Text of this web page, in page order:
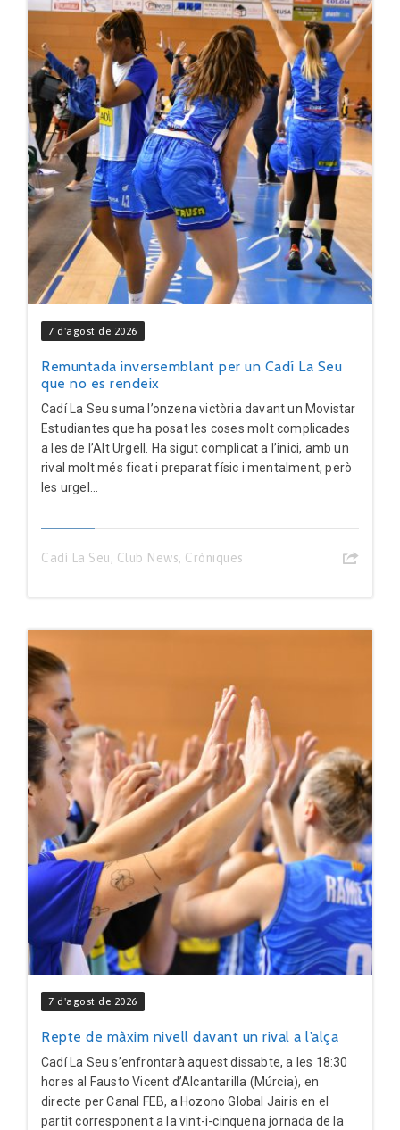
7 d'agost de 2026
Remuntada inversemblant per un Cadí La Seu
que no es rendeix
Cadí La Seu suma l’onzena victòria davant un Movistar
Estudiantes que ha posat les coses molt complicades
a les de l’Alt Urgell. Ha sigut complicat a l’inici, amb un
rival molt més ficat i preparat físic i mentalment, però
les urgel...
Cadí La Seu, Club News, Cròniques
7 d'agost de 2026
Repte de màxim nivell davant un rival a l’alça
Cadí La Seu s’enfrontarà aquest dissabte, a les 18:30
hores al Fausto Vicent d’Alcantarilla (Múrcia), en
directe per Canal FEB, a Hozono Global Jairis en el
partit corresponent a la vint-i-cinquena jornada de la